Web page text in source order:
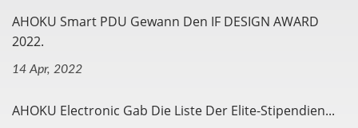
AHOKU Smart PDU Gewann Den IF DESIGN AWARD
2022.
14 Apr, 2022
AHOKU Electronic Gab Die Liste Der Elite-Stipendien...